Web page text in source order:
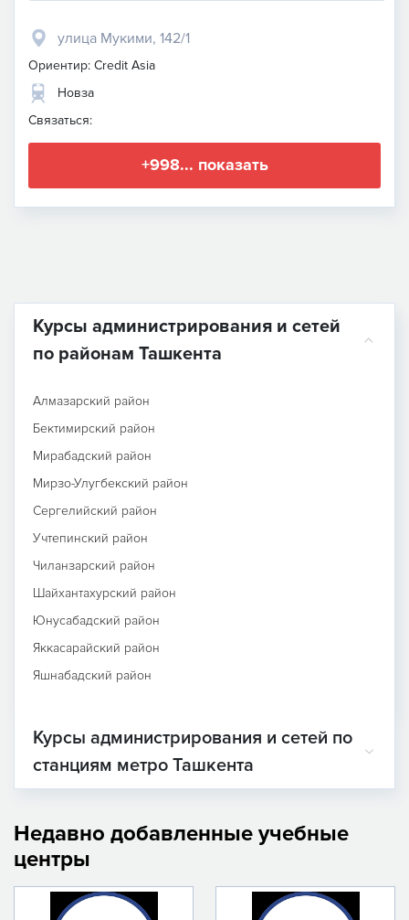
улица Мукими, 142/1
Ориентир: Credit Asia
Новза
Связаться:
+998... показать
Курсы администрирования и сетей
по районам Ташкента
Алмазарский район
Бектимирский район
Мирабадский район
Мирзо-Улугбекский район
Сергелийский район
Учтепинский район
Чиланзарский район
Шайхантахурский район
Юнусабадский район
Яккасарайский район
Яшнабадский район
Курсы администрирования и сетей по
станциям метро Ташкента
Недавно добавленные учебные
центры